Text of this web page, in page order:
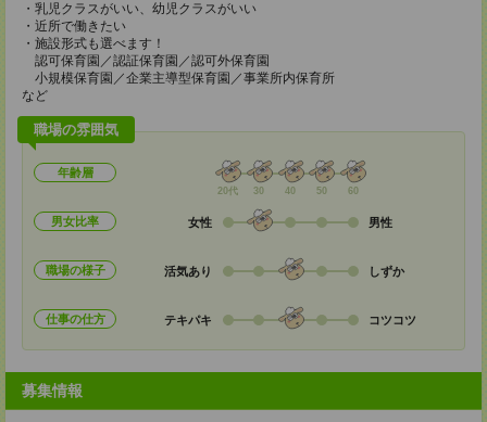
・乳児クラスがいい、幼児クラスがいい
・近所で働きたい
・施設形式も選べます！
認可保育園／認証保育園／認可外保育園
小規模保育園／企業主導型保育園／事業所内保育所
など
職場の雰囲気
年齢層
20代 30 40 50 60
男女比率 女性 男性
職場の様子 活気あり しずか
仕事の仕方 テキパキ コツコツ
募集情報